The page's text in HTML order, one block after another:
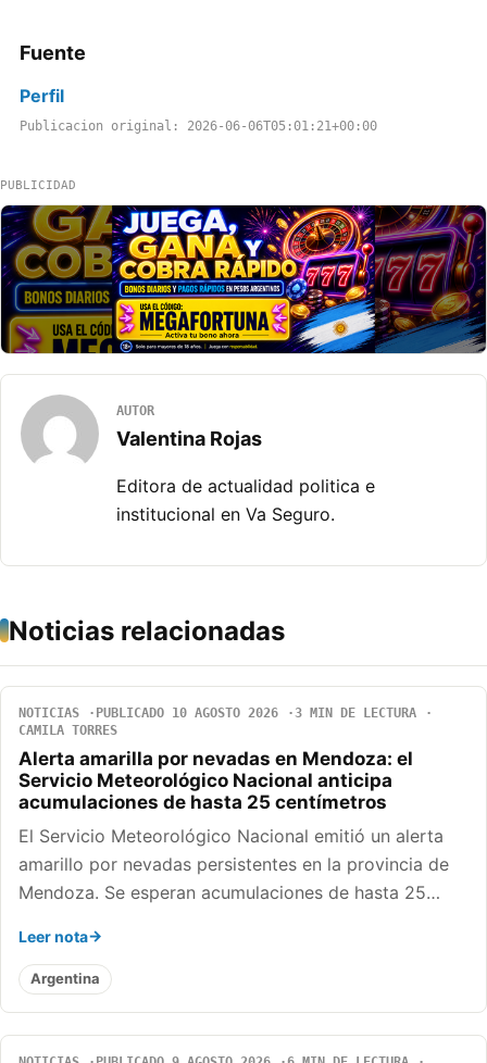
Fuente
Perfil
Publicacion original: 2026-06-06T05:01:21+00:00
PUBLICIDAD
AUTOR
Valentina Rojas
Editora de actualidad politica e
institucional en Va Seguro.
Noticias relacionadas
NOTICIAS PUBLICADO 10 AGOSTO 2026
3 MIN DE LECTURA
CAMILA TORRES
Alerta amarilla por nevadas en Mendoza: el
Servicio Meteorológico Nacional anticipa
acumulaciones de hasta 25 centímetros
El Servicio Meteorológico Nacional emitió un alerta
amarillo por nevadas persistentes en la provincia de
Mendoza. Se esperan acumulaciones de hasta 25…
Leer nota
Argentina